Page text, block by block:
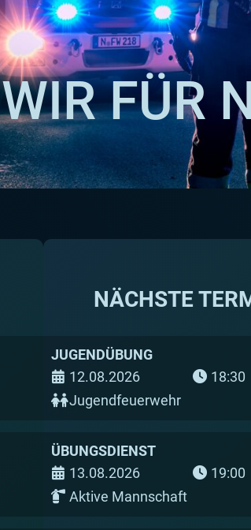
WIR FÜR
NÄCHSTE
JUGENDÜBUNG
12.08.2026
18:30
Jugendfeuerwehr
ÜBUNGSDIENST
13.08.2026
19:00
Aktive Mannschaft